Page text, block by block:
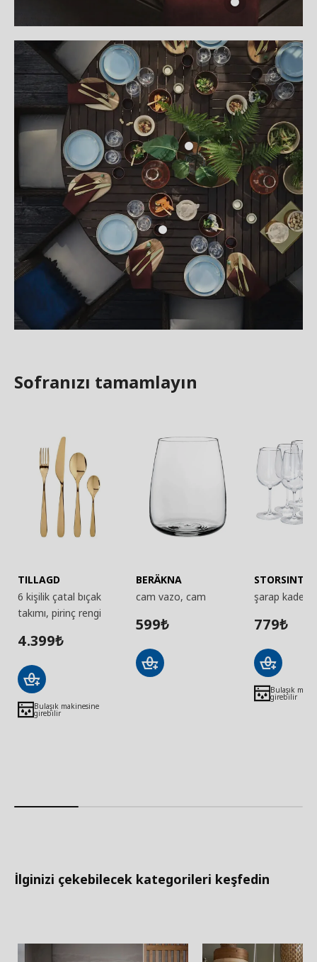
Sofranızı tamamlayın
TILLAGD
6 kişilik çatal bıçak
takımı, pirinç rengi
4.399₺
Bulaşık makinesine
girebilir
BERÄKNA
cam vazo, cam
599₺
STORSINT
şarap
779₺
Bulaşık
girebilir
İlginizi çekebilecek kategorileri keşfedin